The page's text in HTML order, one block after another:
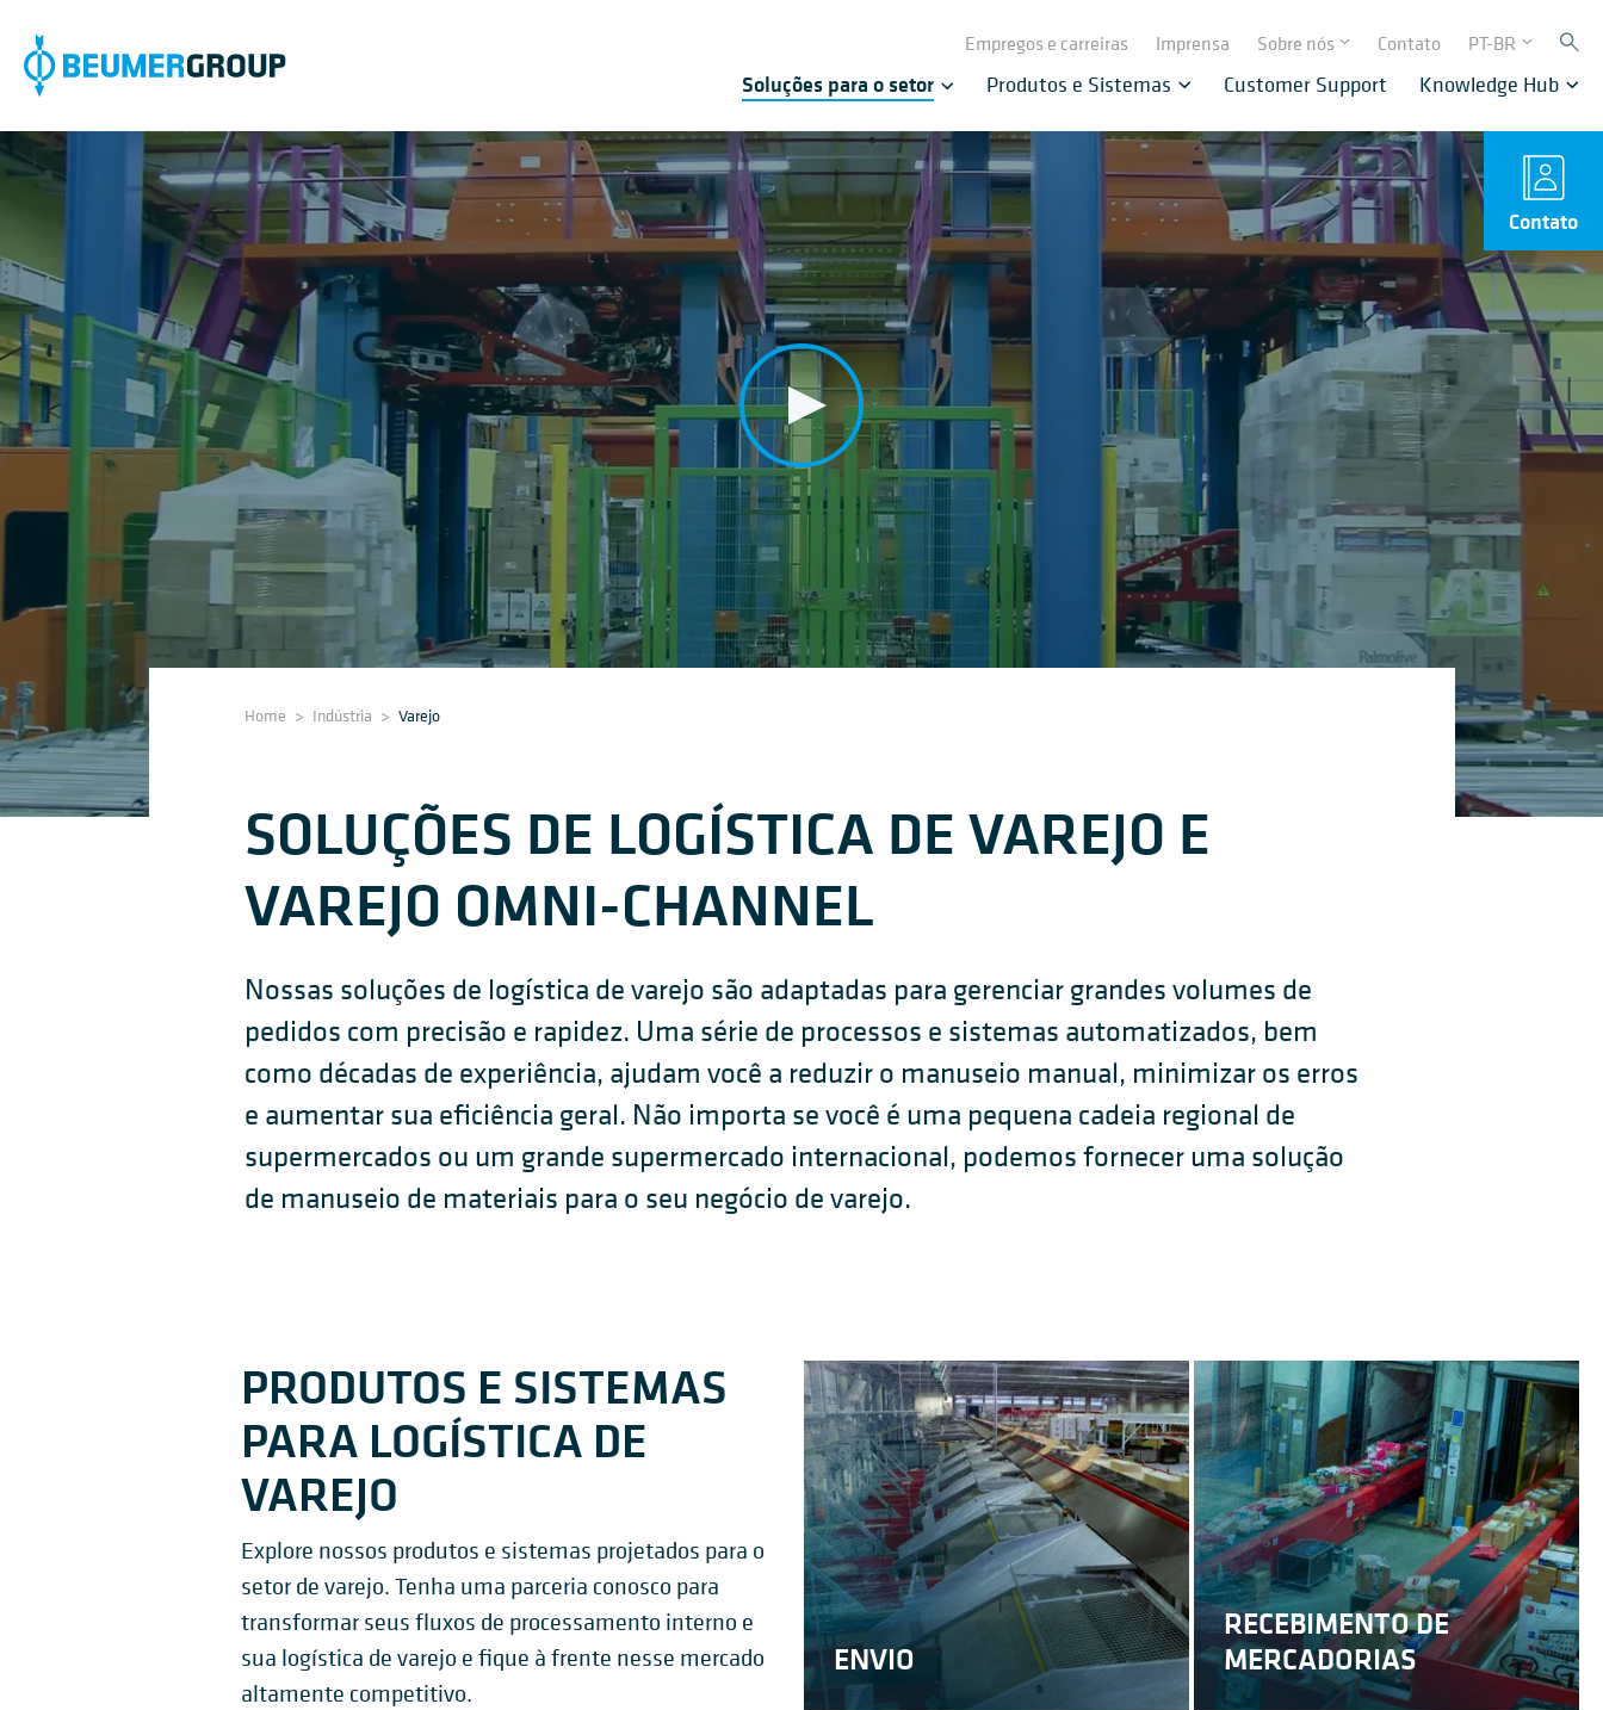
Empregos e carreiras Imprensa Sobre nós Contato PT-BR
Soluções para o setor Produtos e Sistemas Customer Support Knowledge Hub
Contato
Home > Indústria > Varejo
SOLUÇÕES DE LOGÍSTICA DE VAREJO E
VAREJO OMNI-CHANNEL
Nossas soluções de logística de varejo são adaptadas para gerenciar grandes volumes de
pedidos com precisão e rapidez. Uma série de processos e sistemas automatizados, bem
como décadas de experiência, ajudam você a reduzir o manuseio manual, minimizar os erros
e aumentar sua eficiência geral. Não importa se você é uma pequena cadeia regional de
supermercados ou um grande supermercado internacional, podemos fornecer uma solução
de manuseio de materiais para o seu negócio de varejo.
PRODUTOS E SISTEMAS
PARA LOGÍSTICA DE
VAREJO
Explore nossos produtos e sistemas projetados para o
setor de varejo. Tenha uma parceria conosco para
transformar seus fluxos de processamento interno e
sua logística de varejo e fique à frente nesse mercado
altamente competitivo.
ENVIO
RECEBIMENTO DE
MERCADORIAS
CLASSIFICAÇÃO EMBALAGEM
SISTEMA DE
CONTROLE DE
ARMAZÉM